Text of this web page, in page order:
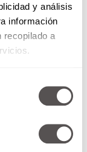
y análisis
información
recopilado a
las